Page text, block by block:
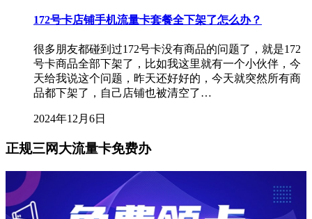
172号卡店铺手机流量卡套餐全下架了怎么办？
很多朋友都碰到过172号卡没有商品的问题了，就是172
号卡商品全部下架了，比如我这里就有一个小伙伴，今
天给我说这个问题，昨天还好好的，今天就突然所有商
品都下架了，自己店铺也被清空了…
2024年12月6日
正规三网大流量卡免费办